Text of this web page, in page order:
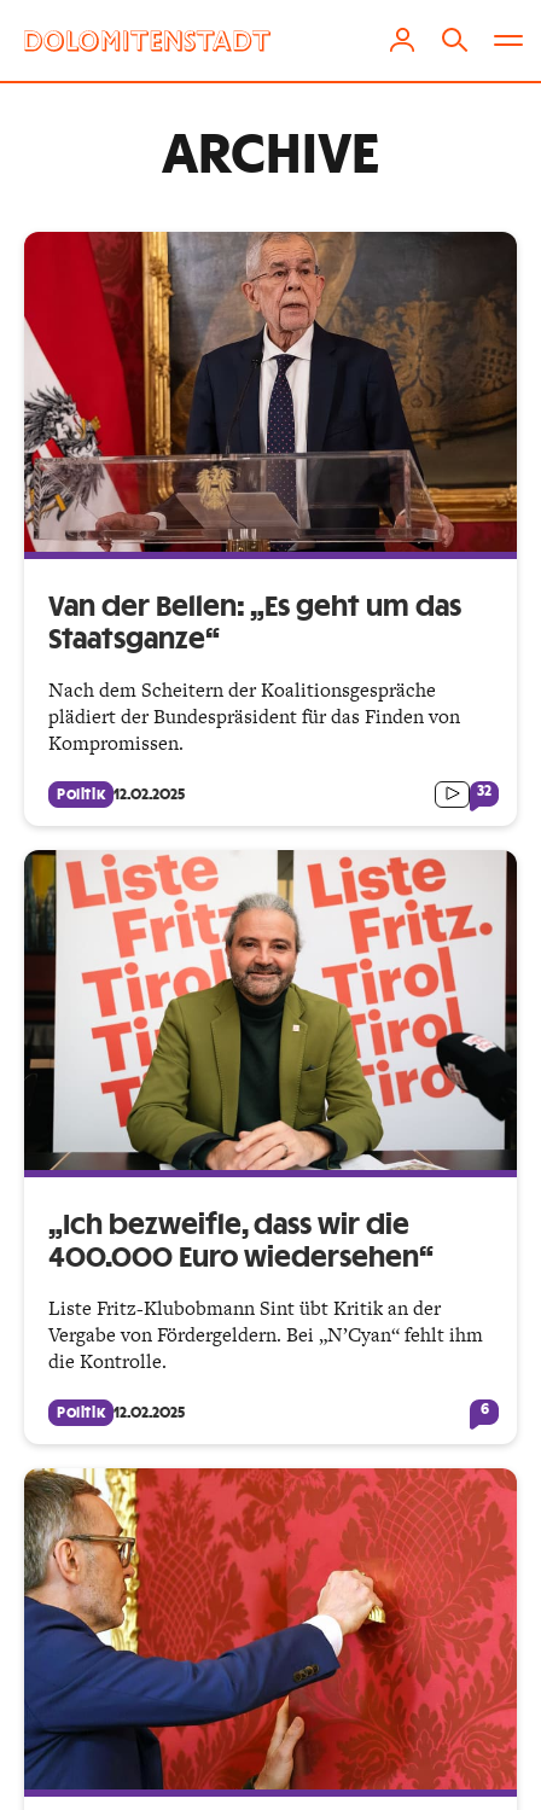
ARCHIVE
Van der Bellen: „Es geht um das
Staatsganze“
Nach dem Scheitern der Koalitionsgespräche
plädiert der Bundespräsident für das Finden von
Kompromissen.
Politik 12.02.2025 32
„Ich bezweifle, dass wir die
400.000 Euro wiedersehen“
Liste Fritz-Klubobmann Sint übt Kritik an der
Vergabe von Fördergeldern. Bei „N’Cyan“ fehlt ihm
die Kontrolle.
Politik 12.02.2025 6